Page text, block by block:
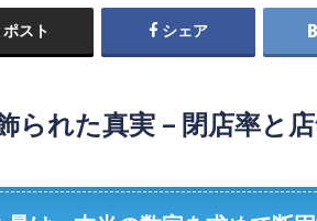
ポスト シェア
られた真実 – 閉店率と